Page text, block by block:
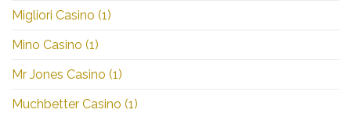
Migliori Casino (1)
Mino Casino (1)
Mr Jones Casino (1)
Muchbetter Casino (1)